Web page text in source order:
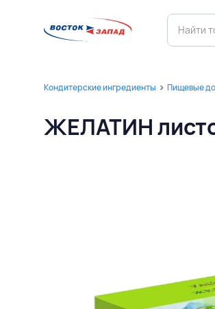
Кондитерские ингредиенты Пищевые
ЖЕЛАТИН